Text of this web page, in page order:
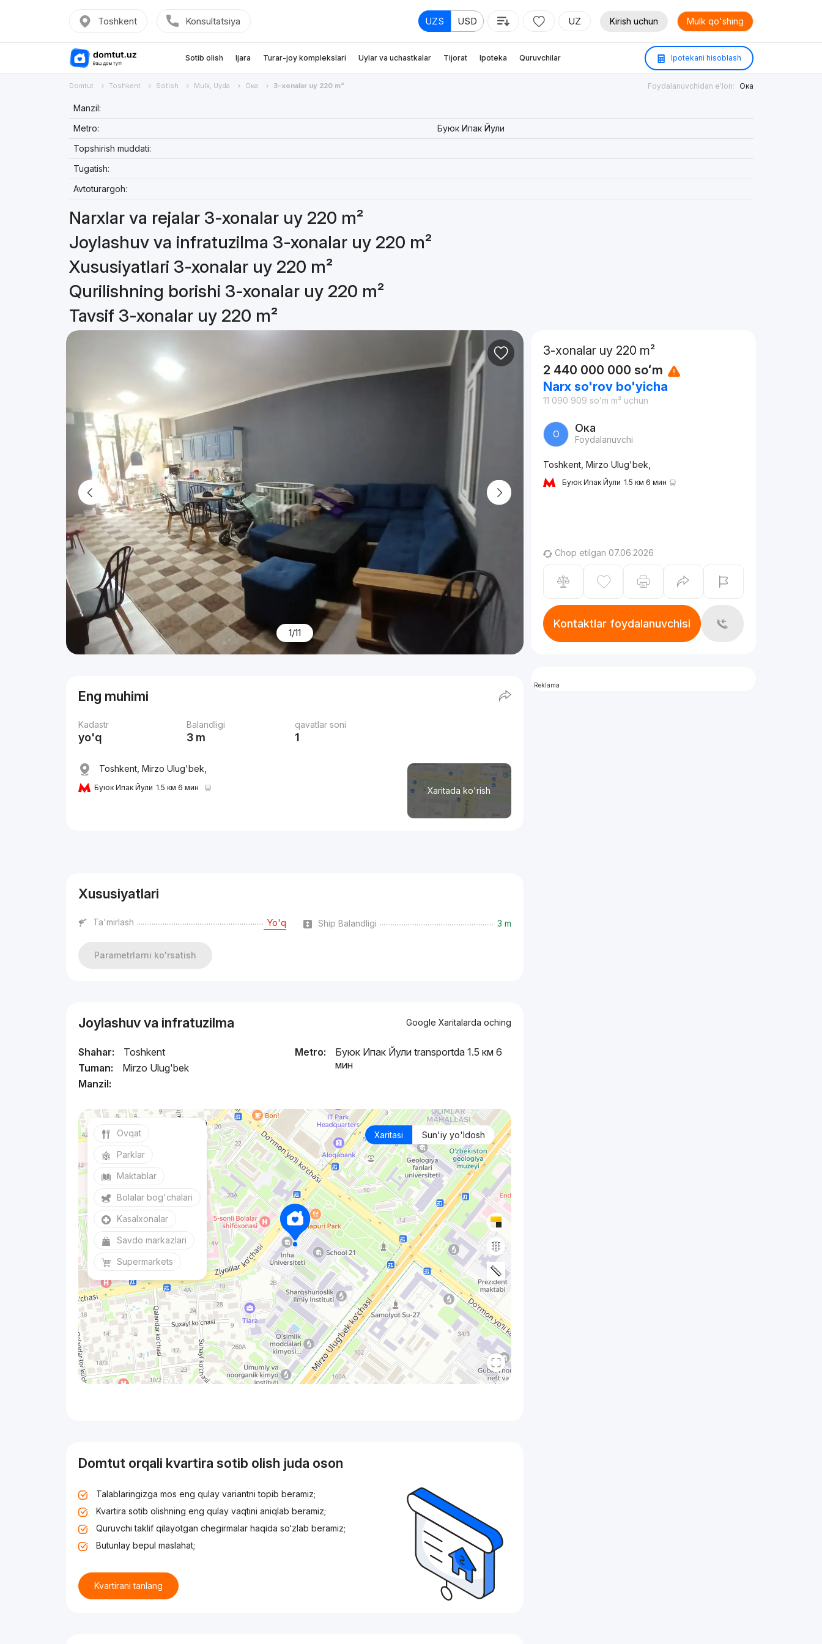
Toshkent Konsultatsiya UZS USD UZ Kirish uchun Mulk qo'shing
Sotib olish Ijara Turar-joy komplekslari Uylar va uchastkalar Tijorat Ipoteka Quruvchilar Ipotekani hisoblash
Domtut Toshkent Sotish Mulk, Uyda Ока 3-xonalar uy 220 m² Foydalanuvchidan e'lon: Ока
Manzil:
Metro:
Буюк Ипак Йули
Topshirish muddati:
Tugatish:
Avtoturargoh:
Narxlar va rejalar 3-xonalar uy 220 m²
Joylashuv va infratuzilma 3-xonalar uy 220 m²
Xususiyatlari 3-xonalar uy 220 m²
Qurilishning borishi 3-xonalar uy 220 m²
Tavsif 3-xonalar uy 220 m²
1/11
Eng muhimi
Kadastr
yo'q
Balandligi
3 m
qavatlar soni
1
Xaritada ko'rish
Toshkent, Mirzo Ulug'bek,
Буюк Ипак Йули 1.5 км 6 мин
Xususiyatlari
Ta'mirlash Yo'q Ship Balandligi 3 m
Parametrlarni ko'rsatish
Joylashuv va infratuzilma Google Xaritalarda oching
Shahar:
Toshkent
Tuman:
Mirzo Ulug'bek
Manzil:
Metro:
Буюк Ипак Йули transportda 1.5 км 6
мин
Xaritasi Sun'iy yo'ldosh
Ovqat
Parklar
Maktablar
Bolalar bog'chalari
Kasalxonalar
Savdo markazlari
Supermarkets
Domtut orqali kvartira sotib olish juda oson
Talablaringizga mos eng qulay variantni topib beramiz;
Kvartira sotib olishning eng qulay vaqtini aniqlab beramiz;
Quruvchi taklif qilayotgan chegirmalar haqida so‘zlab beramiz;
Butunlay bepul maslahat;
Kvartirani tanlang
3-xonalar uy 220 m²
2 440 000 000 soʻm
Narx so'rov bo'yicha
11 090 909 soʻm m² uchun
О Ока
Foydalanuvchi
Toshkent, Mirzo Ulug'bek,
Буюк Ипак Йули 1.5 км 6 мин
Chop etilgan 07.06.2026
Kontaktlar foydalanuvchisi
Reklama